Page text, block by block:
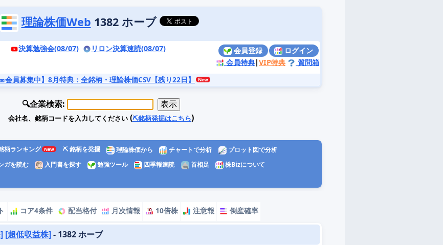
理論株価Web 1382 ホーブ
会員登録
ログイン
会員特典|VIP特典 質問箱
決算勉強会(08/07) リロン決算速読(08/07)
🎫会員募集中】8月特典 ：全銘柄・理論株価CSV【残り22日】
🔍企業検索:
会社名、銘柄コードを入力してください(⛏️銘柄発掘はこちら)
柄ランキング ⛏️ 銘柄を発掘 理論株価から チャートで分析
プロット図で分析
ガを読む 入門書を探す 勉強ツール 四季報速読 首相足
株Bizについて
コア4条件 配当格付 月次情報 10倍株 注意報 倒産確率
[超低収益株]- 1382 ホーブ